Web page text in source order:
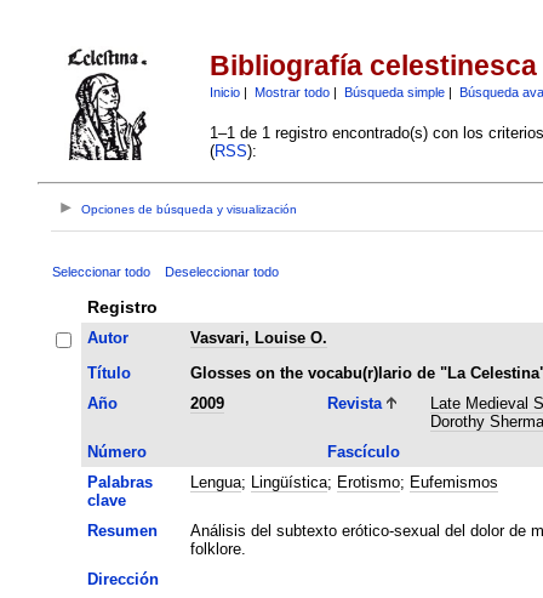
Bibliografía celestinesca
Inicio| Mostrar todo| Búsqueda simple| Búsqueda
1–1 de 1 registro encontrado(s) con los
(RSS):
Opciones de búsqueda y visualización
Seleccionar todo Deseleccionar todo
Registro
Autor
Vasvari, Louise O.
Título
Glosses on the vocabu(r)lario de "La
Año
2009 Revista
Late Medieval
Dorothy
Número
Fascículo
Palabras
clave
Lengua; Lingüística; Erotismo; Eufemismos
Resumen
Análisis del subtexto erótico-sexual del dolor de
folklore.
Dirección